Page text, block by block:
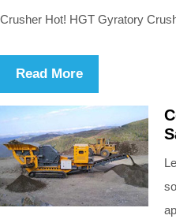
Crusher Hot! HGT Gyratory
Read More